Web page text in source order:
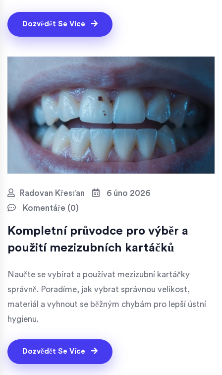
Dozvědět Se Více
Radovan Křesťan
6 úno 2026
Komentáře (0)
Kompletní průvodce pro výběr a
použití mezizubních kartáčků
Naučte se vybírat a používat mezizubní kartáčky
správně. Poradíme, jak vybrat správnou velikost,
materiál a vyhnout se běžným chybám pro lepší ústní
hygienu.
Dozvědět Se Více